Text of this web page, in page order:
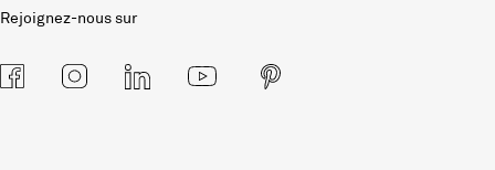
Rejoignez-nous sur